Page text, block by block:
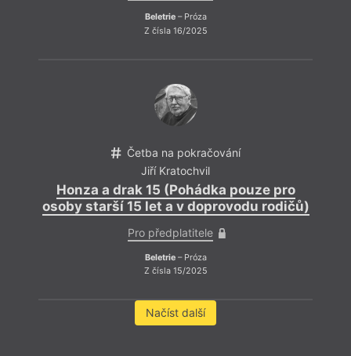
Beletrie– Próza
Z čísla 16/2025
Četba na pokračování
Jiří Kratochvil
Honza a drak 15 (Pohádka pouze pro
osoby starší 15 let a v doprovodu rodičů)
Pro předplatitele
Beletrie– Próza
Z čísla 15/2025
Načíst další